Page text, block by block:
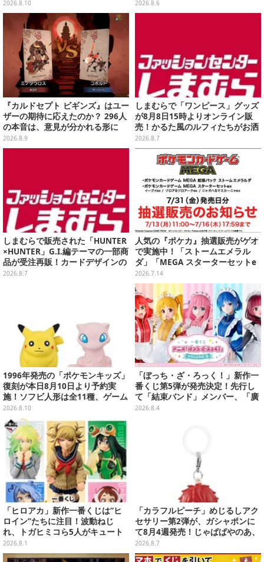
うな表情とポーズをそのまま再現
2026.8.10
デザインの可愛い雑貨・アパレル
など多数
2026.8.6
『カルドセプト ビギンズ』はユー
ザーの期待に応えたのか？ 296人
の本音は、意見が分かれる形に
【アンケ結果】
2026.8.9
しまむらで「ワンピース」グッズ
が8月8日15時よりオンライン販
売！かるた風のルフィたちがお洒
落なバッグや、チョッパーが可愛
いサンダルも
2026.8.7
しまむらで販売された「HUNTER
×HUNTER」G.I.編テーマの一部商
品が受注再販！カードデザインの
キーホルダーや、キルアたちのセ
2026.8.7
人気の『ポケカ』抽選販売がゲオ
で実施中！「ストームエメラル
ダ」「MEGA スターターセットe
x」各種の全4商品
2026.7.14
1996年発売の「ポケモンキッズ」
復刻が本日8月10日より予約実
施！ソフビ人形は全11種、ゲーム
ボーイ風パッケージにも注目
2026.8.10
「ぼっち・ざ・ろっく！」新作一
番くじ第5弾が発売決定！先行し
て「結束バンド」メンバー、「廣
井きくり」のメイド衣装フィギュ
2026.8.4
「ヒロアカ」新作一番くじは“ヒ
ロイン”たちに注目！波動ねじ
れ、トガヒミコら5人がキュート
に立体化
2026.8.1
「カラフルピーチ」めじるしアク
セサリー第2弾が、ガシャポンに
て8月4週発売！じゃぱぱやのあ、
シヴァたちメンバー11名分ライン
ナップ
2026.8.7